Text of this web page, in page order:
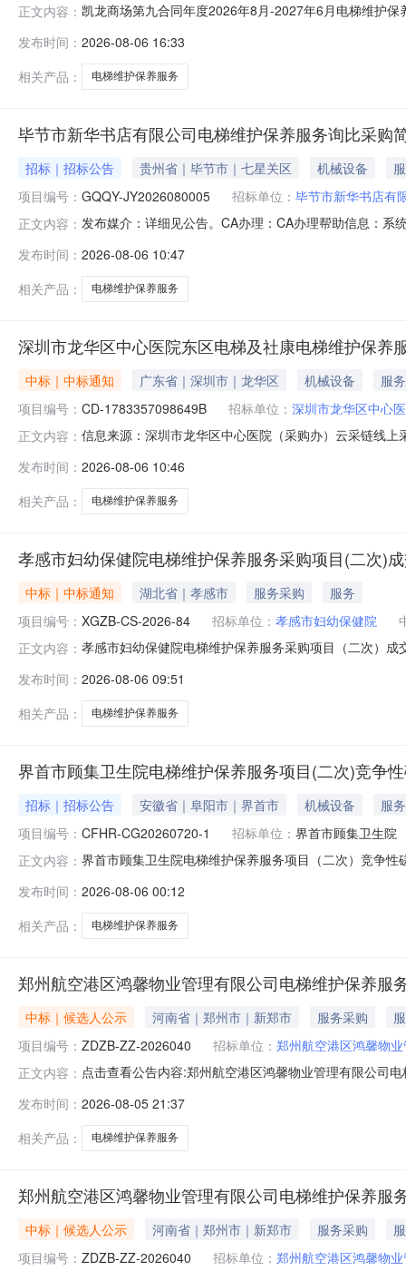
正文内容： 凯龙商场第九合同年度2026年8月-2027年6月电梯维护
服务采购成交公告1、项目名称:美凯龙商场第九合同年
发布时间： 2026-08-06 16:33
相关产品：
电梯维护保养服务
毕节市新华书店有限公司电梯维护保养服务询比采购
招标｜招标公告 贵州省｜毕节市｜七星关区 机械设备
项目编号： GQQY-JY2026080005 招标单位： 毕节市新华书店有
正文内容： 发布媒介：详细见公告。CA办理：CA办理帮助信息：
有限公司电梯维护保养服务项目，共2台ENP500型曳引
护
发布时间： 2026-08-06 10:47
相关产品：
电梯维护保养服务
深圳市龙华区中心医院东区电梯及社康电梯维护保养
中标｜中标通知 广东省｜深圳市｜龙华区 机械设备
服务
项目编号： CD-1783357098649B 招标单位： 深圳市龙华区中心
正文内容： 信息来源：深圳市龙华区中心医院（采购办）云采链线
养服务项目（第三次）（项目编号：CD-
发布时间： 2026-08-06 10:46
相关产品：
电梯维护保养服务
孝感市妇幼保健院电梯维护保养服务采购项目(二次)
中标｜中标通知 湖北省｜孝感市 服务采购
服务
项目编号： XGZB-CS-2026-84 招标单位： 孝感市妇幼保健院
正文内容： 孝感市妇幼保健院电梯维护保养服务采购项目（二次）
服务类名称:孝感市妇幼保健院电梯维护保养服务采购项
续服务总期限不超过三
发布时间： 2026-08-06 09:51
相关产品：
电梯维护保养服务
界首市顾集卫生院电梯维护保养服务项目(二次)竞争
招标｜招标公告 安徽省｜阜阳市｜界首市 机械设备
服务
项目编号： CFHR-CG20260720-1 招标单位： 界首市顾集卫生院
正文内容： 界首市顾集卫生院电梯维护保养服务项目（二次）竞争
项目基本情况项目编号：CFHR-CG20260720-1项目名
发布时间： 2026-08-06 00:12
相关产品：
电梯维护保养服务
郑州航空港区鸿馨物业管理有限公司电梯维护保养服
中标｜候选人公示 河南省｜郑州市｜新郑市 服务采购
项目编号： ZDZB-ZZ-2026040 招标单位： 郑州航空港区鸿馨物
正文内容： 点击查看公告内容:郑州航空港区鸿馨物业管理有限公司
发布时间： 2026-08-05 21:37
相关产品：
电梯维护保养服务
郑州航空港区鸿馨物业管理有限公司电梯维护保养服
中标｜候选人公示 河南省｜郑州市｜新郑市 服务采购
项目编号： ZDZB-ZZ-2026040 招标单位： 郑州航空港区鸿馨物